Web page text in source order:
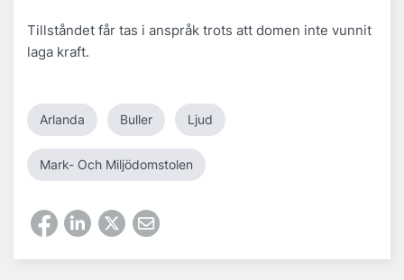
Tillståndet får tas i anspråk trots att domen inte vunnit
laga kraft.
Arlanda Buller Ljud
Mark- Och Miljödomstolen